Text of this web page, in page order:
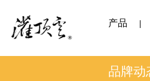
产品
品牌动